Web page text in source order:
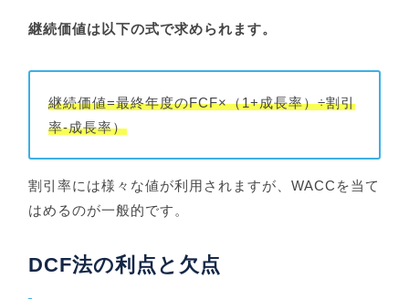
継続価値は以下の式で求められます。
継続価値=最終年度のFCF×（1+成長率）÷割引
率-成長率）
割引率には様々な値が利用されますが、WACCを当て
はめるのが一般的です。
DCF法の利点と欠点